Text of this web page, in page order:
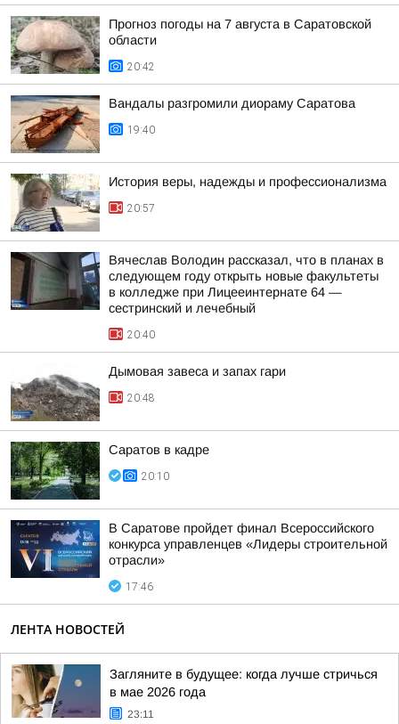
Прогноз погоды на 7 августа в Саратовской
области
20:42
Вандалы разгромили диораму Саратова
19:40
История веры, надежды и профессионализма
20:57
Вячеслав Володин рассказал, что в планах в
следующем году открыть новые факультеты
в колледже при Лицееинтернате 64 —
сестринский и лечебный
20:40
Дымовая завеса и запах гари
20:48
Саратов в кадре
20:10
В Саратове пройдет финал Всероссийского
конкурса управленцев «Лидеры строительной
отрасли»
17:46
ЛЕНТА НОВОСТЕЙ
Загляните в будущее: когда лучше стричься
в мае 2026 года
23:11